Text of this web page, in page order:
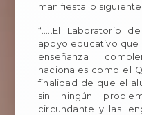
manifiesta lo
“.….El Laboratorio
apoyo educativo que
enseñanza
nacionales como el
finalidad de que el
sin ningún
circundante y las